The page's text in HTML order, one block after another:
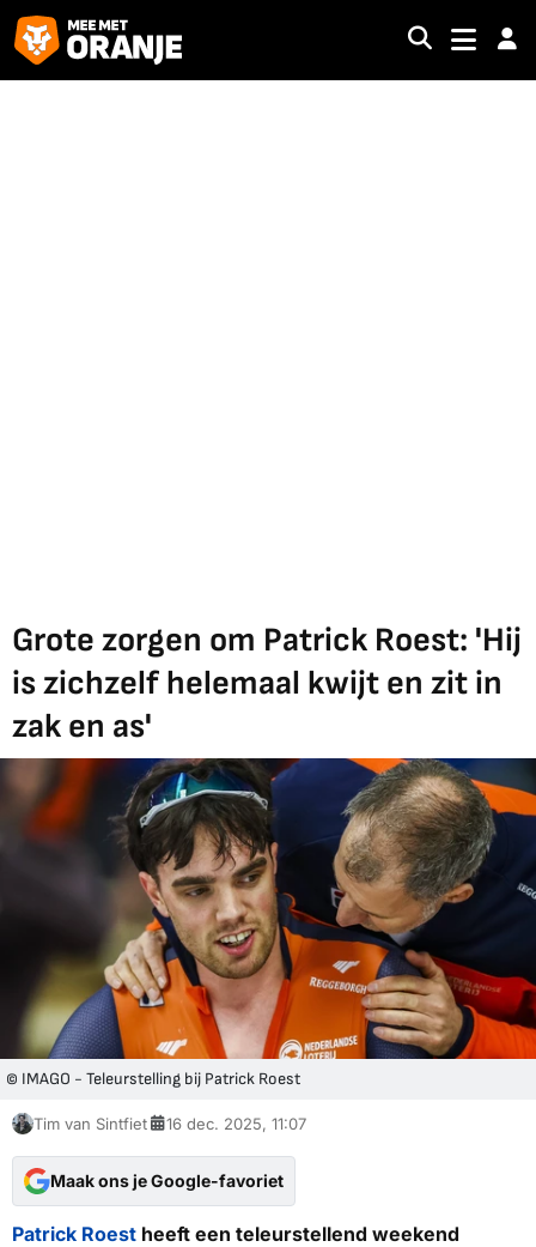
Grote zorgen om Patrick Roest: 'Hij
is zichzelf helemaal kwijt en zit in
zak en as'
© IMAGO - Teleurstelling bij Patrick Roest
Tim van Sintfiet 16 dec. 2025, 11:07
Maak ons je Google-favoriet
Patrick Roest heeft een teleurstellend weekend